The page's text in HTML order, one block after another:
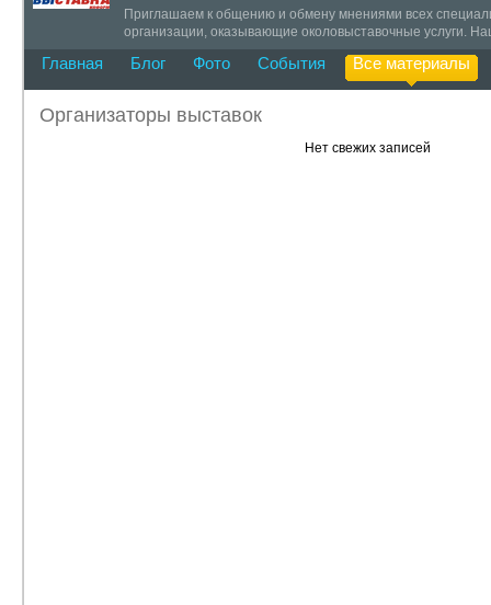
Приглашаем к общению и обмену мнениями всех
организации, оказывающие околовыставочные услуги.
Главная Блог Фото События Все материалы
Организаторы выставок
Нет свежих записей